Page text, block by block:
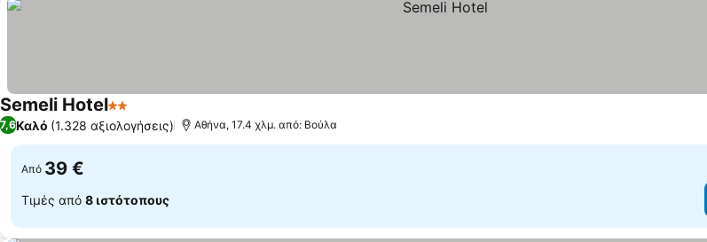
Semeli Hotel2 ΑστέριαΕμφάνιση τιμών
7,6Καλό (1.328 αξιολογήσεις) Αθήνα, 17.4 χλμ. από: Βούλα
Από 39 €
Τιμές από 8 ιστότοπους